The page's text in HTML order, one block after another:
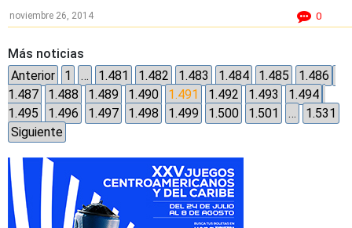
noviembre 26, 2014 0
Más noticias
Anterior
1 … 1.481 1.482 1.483 1.484 1.485
1.486
1.487
1.488 1.489 1.490 1.491 1.492 1.493
1.494
1.495
1.496 1.497 1.498 1.499 1.500 1.501 …
1.531
Siguiente